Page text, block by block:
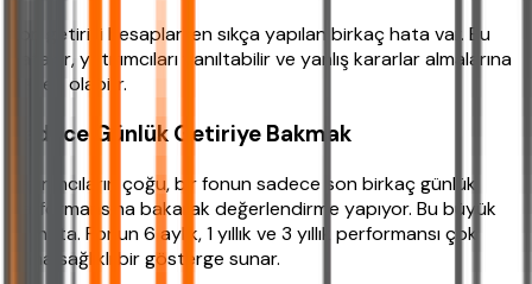
Fon getirisi hesaplarken sıkça yapılan birkaç hata var. Bu
hatalar, yatırımcıları yanıltabilir ve yanlış kararlar almalarına
neden olabilir.
Sadece Günlük Getiriye Bakmak
Yatırımcıların çoğu, bir fonun sadece son birkaç günlük
performansına bakarak değerlendirme yapıyor. Bu büyük
bir hata. Fonun 6 aylık, 1 yıllık ve 3 yıllık performansı çok
daha sağlıklı bir gösterge sunar.